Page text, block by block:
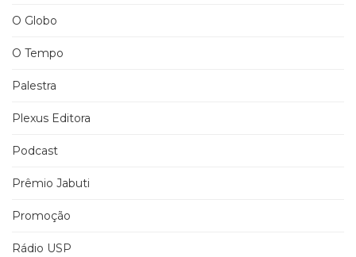
O Globo
O Tempo
Palestra
Plexus Editora
Podcast
Prêmio Jabuti
Promoção
Rádio USP